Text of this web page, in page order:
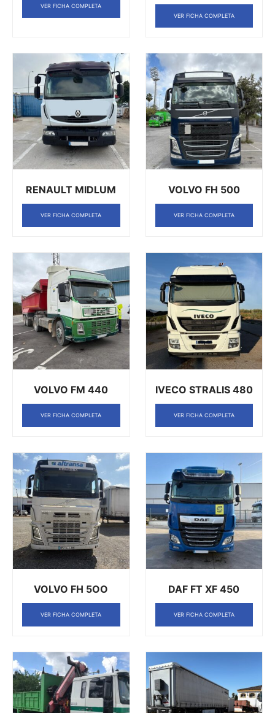
VER FICHA COMPLETA
VER FICHA COMPLETA
RENAULT MIDLUM
VER FICHA COMPLETA
VOLVO FH 500
VER FICHA COMPLETA
VOLVO FM 440
VER FICHA COMPLETA
IVECO STRALIS 480
VER FICHA COMPLETA
VOLVO FH 5OO
VER FICHA COMPLETA
DAF FT XF 450
VER FICHA COMPLETA